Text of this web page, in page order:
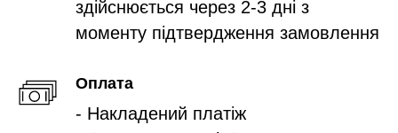
здійснюється через 2-3 дні з
моменту підтвердження замовлення
Оплата
- Накладений платіж